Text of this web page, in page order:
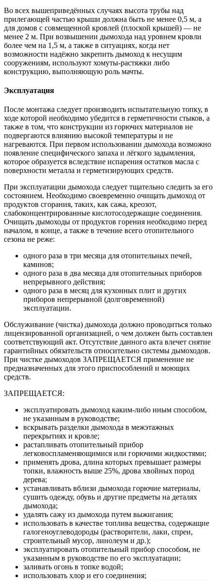
Во всех вышеприведённых случаях высота трубы над
прилегающей частью крыши должна быть не менее 0,5 м, а
для домов с совмещенной кровлей (плоской крышей) — не
менее 2 м. При возвышении дымохода над уровнем кровли
более чем на 1,5 м, а также в ситуациях, когда нет
возможности надёжно закрепить дымоход к несущим
сооружениям, используют хомуты-растяжки либо
конструкцию, выполняющую роль мачты.
Эксплуатация
После монтажа следует производить испытательную топку, в
ходе которой необходимо убедится в герметичности стыков, а
также в том, что конструкции из горючих материалов не
подвергаются влиянию высокой температуры и не
нагреваются. При первом использовании дымохода возможно
появление специфического запаха и лёгкого задымления,
которое образуется вследствие испарения остатков масла с
поверхности металла и герметизирующих средств.
При эксплуатации дымохода следует тщательно следить за его
состоянием. Необходимо своевременно очищать дымоход от
продуктов сгорания, таких, как сажа, креозот,
слабоконцентрированные кислотосодержащие соединения.
Очищать дымоходы от продуктов горения необходимо перед
началом, в конце, а также в течение всего отопительного
сезона не реже:
одного раза в три месяца для отопительных печей,
каминов;
одного раза в два месяца для отопительных приборов
непрерывного действия;
одного раза в месяц для кухонных плит и других
приборов непрерывной (долговременной)
эксплуатации.
Обслуживание (чистка) дымохода должно проводиться только
лицензированной организацией, о чем должен быть составлен
соответствующий акт. Отсутствие данного акта влечет снятие
гарантийных обязательств относительно системы дымоходов.
При чистке дымоходов ЗАПРЕЩАЕТСЯ применение не
предназначенных для этого приспособлений и моющих
средств.
ЗАПРЕЩАЕТСЯ:
эксплуатировать дымоход каким-либо иным способом,
не указанным в руководстве;
вскрывать разделки дымохода в межэтажных
перекрытиях и кровле;
растапливать отопительный прибор
легковоспламеняющимися или горючими жидкостями;
применять дрова, длина которых превышает размеры
топки, влажность выше 25%, дрова хвойных пород
дерева;
устанавливать вблизи дымохода горючие материалы,
сушить одежду, обувь и другие предметы на деталях
дымохода;
удалять сажу из дымохода путем выжигания;
использовать в качестве топлива вещества, содержащие
галогеноуглеводороды (растворители, лаки, спреи,
строительный мусор, линолеум и др.);
эксплуатировать отопительный прибор способом, не
указанным в руководстве по его эксплуатации;
заливать огонь в топке водой;
использовать хлор и его соединения;